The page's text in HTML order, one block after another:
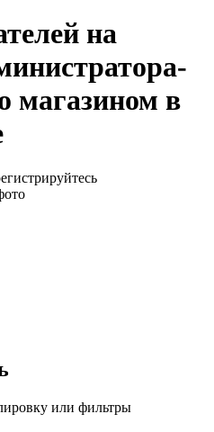
на
магазином в
или фильтры